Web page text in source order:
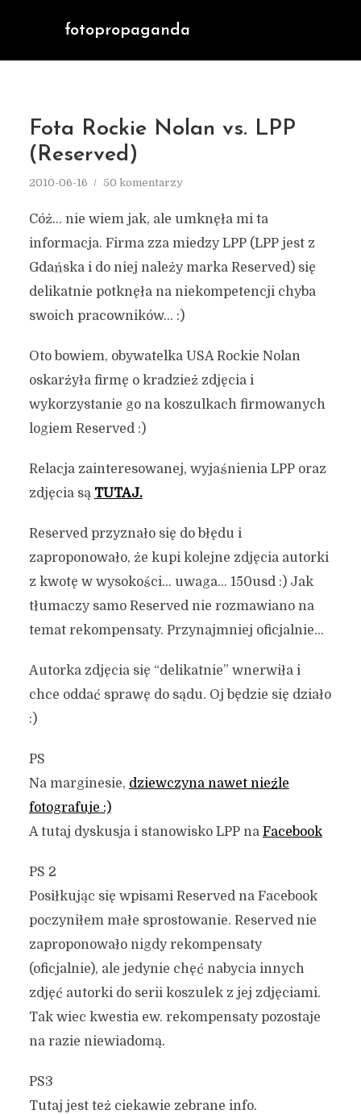
fotopropaganda
Fota Rockie Nolan vs. LPP
(Reserved)
2010-06-16 50 komentarzy
Cóż… nie wiem jak, ale umknęła mi ta
informacja. Firma zza miedzy LPP (LPP jest z
Gdańska i do niej należy marka Reserved) się
delikatnie potknęła na niekompetencji chyba
swoich pracowników… :)
Oto bowiem, obywatelka USA Rockie Nolan
oskarżyła firmę o kradzież zdjęcia i
wykorzystanie go na koszulkach firmowanych
logiem Reserved :)
Relacja zainteresowanej, wyjaśnienia LPP oraz
zdjęcia są TUTAJ.
Reserved przyznało się do błędu i
zaproponowało, że kupi kolejne zdjęcia autorki
z kwotę w wysokości… uwaga… 150usd :) Jak
tłumaczy samo Reserved nie rozmawiano na
temat rekompensaty. Przynajmniej oficjalnie…
Autorka zdjęcia się “delikatnie” wnerwiła i
chce oddać sprawę do sądu. Oj będzie się działo
:)
PS
Na marginesie, dziewczyna nawet nieźle
fotografuje :)
A tutaj dyskusja i stanowisko LPP na Facebook
PS 2
Posiłkując się wpisami Reserved na Facebook
poczyniłem małe sprostowanie. Reserved nie
zaproponowało nigdy rekompensaty
(oficjalnie), ale jedynie chęć nabycia innych
zdjęć autorki do serii koszulek z jej zdjęciami.
Tak wiec kwestia ew. rekompensaty pozostaje
na razie niewiadomą.
PS3
Tutaj jest też ciekawie zebrane info.